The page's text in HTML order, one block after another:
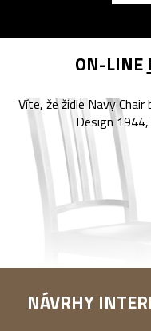
ON-LINE
Víte, že židle Navy
Design
NÁVRHY